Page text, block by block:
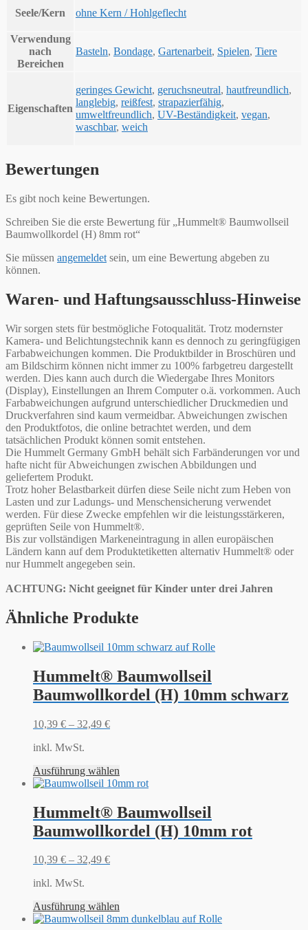
Seele/Kern ohne Kern / Hohlgeflecht
Verwendung
nach
Bereichen
Basteln, Bondage, Gartenarbeit, Spielen, Tiere
Eigenschaften
geringes Gewicht, geruchsneutral, hautfreundlich,
langlebig, reißfest, strapazierfähig,
umweltfreundlich, UV-Beständigkeit, vegan,
waschbar, weich
Bewertungen
Es gibt noch keine Bewertungen.
Schreiben Sie die erste Bewertung für „Hummelt® Baumwollseil
Baumwollkordel (H) 8mm rot“
Sie müssen angemeldet sein, um eine Bewertung abgeben zu
können.
Waren- und Haftungsausschluss-Hinweise
Wir sorgen stets für bestmögliche Fotoqualität. Trotz modernster
Kamera- und Belichtungstechnik kann es dennoch zu geringfügigen
Farbabweichungen kommen. Die Produktbilder in Broschüren und
am Bildschirm können nicht immer zu 100% farbgetreu dargestellt
werden. Dies kann auch durch die Wiedergabe Ihres Monitors
(Display), Einstellungen an Ihrem Computer o.ä. vorkommen. Auch
Farbabweichungen aufgrund unterschiedlicher Druckmedien und
Druckverfahren sind kaum vermeidbar. Abweichungen zwischen
den Produktfotos, die online betrachtet werden, und dem
tatsächlichen Produkt können somit entstehen.
Die Hummelt Germany GmbH behält sich Farbänderungen vor und
hafte nicht für Abweichungen zwischen Abbildungen und
geliefertem Produkt.
Trotz hoher Belastbarkeit dürfen diese Seile nicht zum Heben von
Lasten und zur Ladungs- und Menschensicherung verwendet
werden. Für diese Zwecke empfehlen wir die leistungsstärkeren,
geprüften Seile von Hummelt®.
Bis zur vollständigen Markeneintragung in allen europäischen
Ländern kann auf dem Produktetiketten alternativ Hummelt® oder
nur Hummelt angegeben sein.
ACHTUNG: Nicht geeignet für Kinder unter drei Jahren
Ähnliche Produkte
Hummelt® Baumwollseil
Baumwollkordel (H) 10mm schwarz
10,39 € – 32,49 €
inkl. MwSt.
Ausführung wählen
Hummelt® Baumwollseil
Baumwollkordel (H) 10mm rot
10,39 € – 32,49 €
inkl. MwSt.
Ausführung wählen